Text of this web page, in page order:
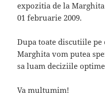
expozitia de la
01 februarie 2009.
Dupa toate discutiile pe
Marghita vom putea
sa luam deciziile
Va multumim!